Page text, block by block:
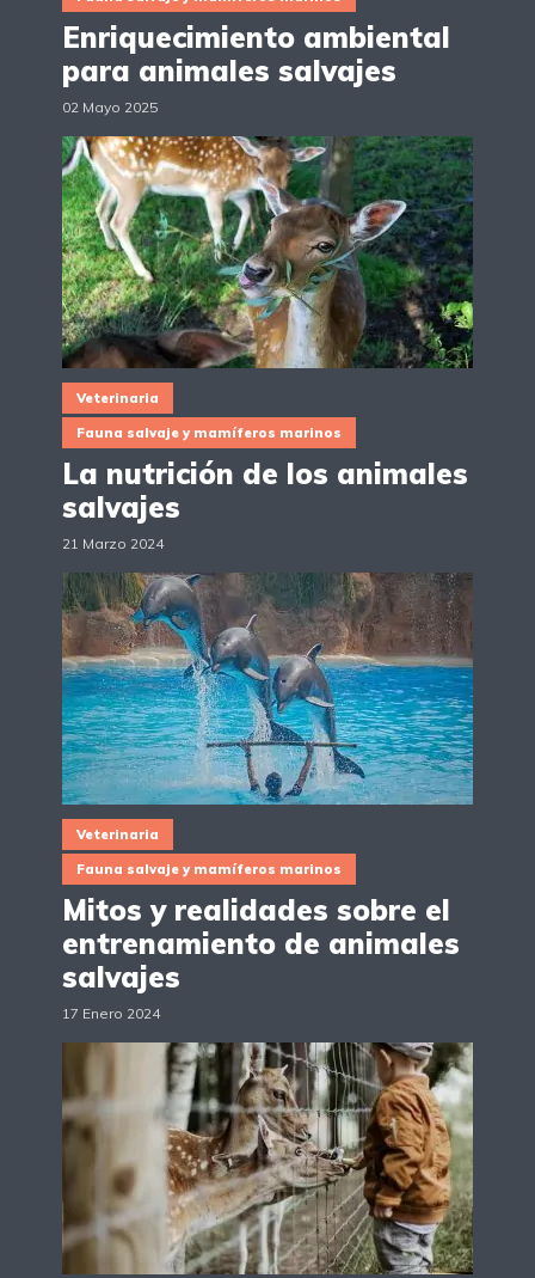
Enriquecimiento ambiental
para animales salvajes
02 Mayo 2025
Veterinaria
Fauna salvaje y mamíferos marinos
La nutrición de los animales
salvajes
21 Marzo 2024
Veterinaria
Fauna salvaje y mamíferos marinos
Mitos y realidades sobre el
entrenamiento de animales
salvajes
17 Enero 2024